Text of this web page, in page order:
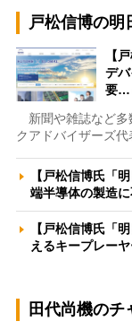
戸松信博の明
【
デ
要…
新聞や雑誌など多
クアドバイザーズ
【戸松信博氏「
端半導体の製造
【戸松信博氏「
えるキープレー
田代尚機のチ